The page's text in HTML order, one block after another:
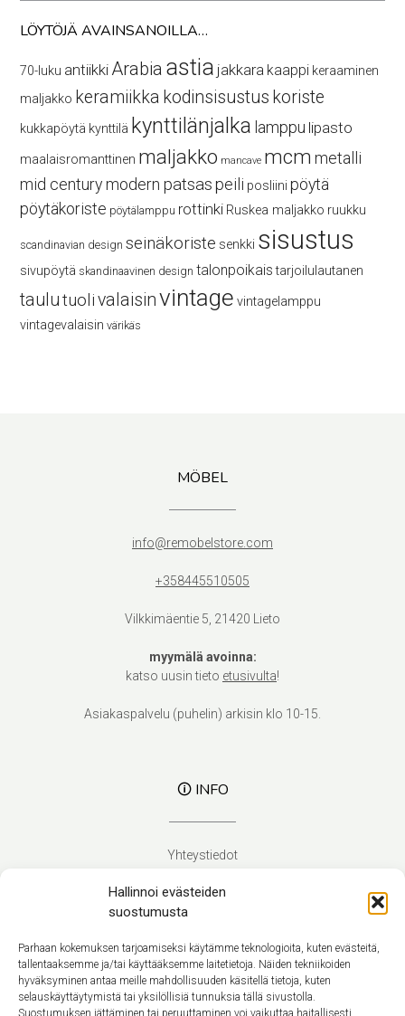
Hallinnoi evästeiden
suostumusta
Parhaan kokemuksen tarjoamiseksi käytämme teknologioita, kuten evästeitä,
tallentaaksemme ja/tai käyttääksemme laitetietoja. Näiden tekniikoiden
hyväksyminen antaa meille mahdollisuuden käsitellä tietoja, kuten
selauskäyttäytymistä tai yksilöllisiä tunnuksia tällä sivustolla.
Suostumuksen jättäminen tai peruuttaminen voi vaikuttaa haitallisesti
LÖYTÖJÄ AVAINSANOILLA…
70-luku antiikki Arabia astia jakkara kaappi keraaminen
maljakko keramiikka kodinsisustus koriste
kukkapöytä kynttilä kynttilänjalka lamppu lipasto
maalaisromanttinen maljakko mancave mcm metalli
mid century modern patsaspeili posliini pöytä
pöytäkoriste pöytälamppu rottinki Ruskea maljakko ruukku
scandinavian design seinäkoriste senkki sisustus
sivupöytä skandinaavinen design talonpoikais tarjoilulautanen
taulutuolivalaisinvintage vintagelamppu
vintagevalaisin värikäs
MÖBEL
info@remobelstore.com
+358445510505
Vilkkimäentie 5, 21420 Lieto
myymälä avoinna:
katso uusin tieto etusivulta!
Asiakaspalvelu (puhelin) arkisin klo 10-15.
🛈 INFO
Yhteystiedot
Toimitusehdot
Tietosuojaseloste
Suomi